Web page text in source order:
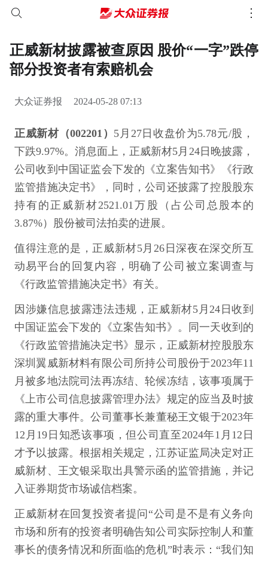
正威新材披露被查原因 股价“一字”跌停
部分投资者有索赔机会
大众证券报 2024-05-28 07:13
正威新材（002201） 5月27日收盘价为5.78元/股，
下跌9.97%。消息面上，正威新材5月24日晚披露，
公司收到中国证监会下发的《立案告知书》《行政
监管措施决定书》，同时，公司还披露了控股股东
持有的正威新材2521.01万股（占公司总股本的
3.87%）股份被司法拍卖的进展。
值得注意的是，正威新材5月26日深夜在深交所互
动易平台的回复内容，明确了公司被立案调查与
《行政监管措施决定书》有关。
因涉嫌信息披露违法违规，正威新材5月24日收到
中国证监会下发的《立案告知书》。同一天收到的
《行政监管措施决定书》显示，正威新材控股股东
深圳翼威新材料有限公司所持公司股份于2023年11
月被多地法院司法再冻结、轮候冻结，该事项属于
《上市公司信息披露管理办法》规定的应当及时披
露的重大事件。公司董事长兼董秘王文银于2023年
12月19日知悉该事项，但公司直至2024年1月12日
才予以披露。根据相关规定，江苏证监局决定对正
威新材、王文银采取出具警示函的监管措施，并记
入证券期货市场诚信档案。
正威新材在回复投资者提问“公司是不是有义务向
市场和所有的投资者明确告知公司实际控制人和董
事长的债务情况和所面临的危机”时表示：“我们知